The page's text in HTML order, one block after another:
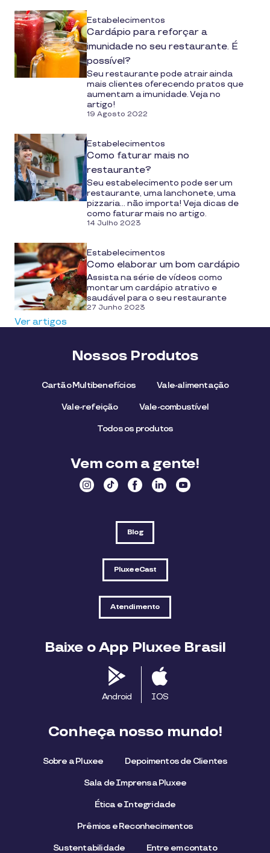
Estabelecimentos
Cardápio para reforçar a
imunidade no seu restaurante. É
possível?
Seu restaurante pode atrair ainda
mais clientes oferecendo pratos que
aumentam a imunidade. Veja no
artigo!
19 Agosto 2022
Estabelecimentos
Como faturar mais no
restaurante?
Seu estabelecimento pode ser um
restaurante, uma lanchonete, uma
pizzaria... não importa! Veja dicas de
como faturar mais no artigo.
14 Julho 2023
Estabelecimentos
Como elaborar um bom cardápio
Assista na série de vídeos como
montar um cardápio atrativo e
saudável para o seu restaurante
27 Junho 2023
Ver artigos
Nossos Produtos
Cartão Multibenefícios Vale-alimentação
Vale-refeição Vale-combustível
Todos os produtos
Vem com a gente!
Blog
PluxeeCast
Atendimento
Baixe o App Pluxee Brasil
Android IOS
Conheça nosso mundo!
Sobre a Pluxee Depoimentos de Clientes
Sala de Imprensa Pluxee
Ética e Integridade
Prêmios e Reconhecimentos
Sustentabilidade Entre em contato